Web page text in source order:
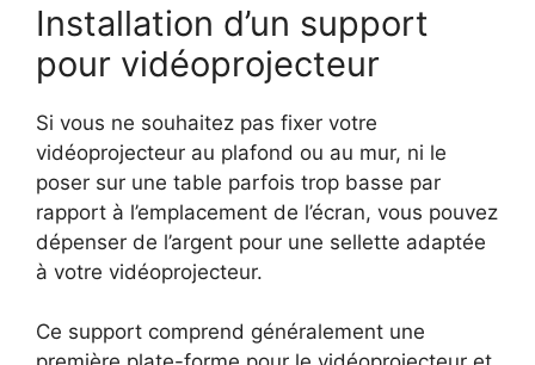
Installation d’un support
pour vidéoprojecteur
Si vous ne souhaitez pas fixer votre
vidéoprojecteur au plafond ou au mur, ni le
poser sur une table parfois trop basse par
rapport à l’emplacement de l’écran, vous pouvez
dépenser de l’argent pour une sellette adaptée
à votre vidéoprojecteur.
Ce support comprend généralement une